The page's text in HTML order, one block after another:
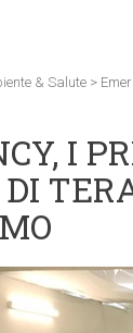
& Salute >
I
DI